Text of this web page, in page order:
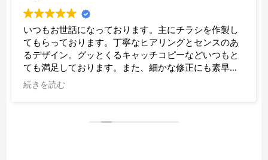
いつもお世話になっております。主にチラシを作製し
てもらっております。丁寧なヒアリングとセンスのあ
るデザイン。グッとくるキャッチコピーなどいつもと
ても満足しております。また、細かな修正にも素早く
対応していただき、助かっております。
続きを読む